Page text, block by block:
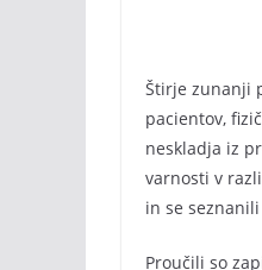
Štirje zunanji
pacientov,
neskladja iz
varnosti v
in se
Proučili so